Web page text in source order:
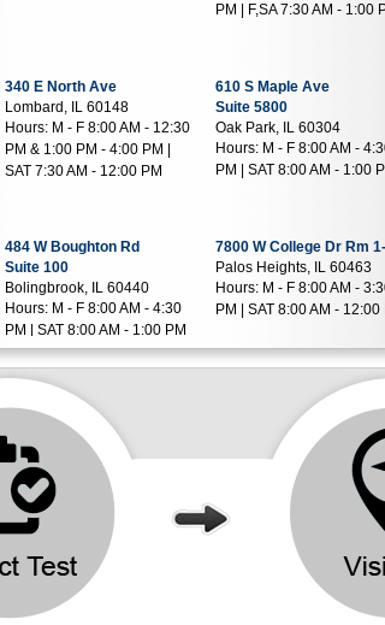
PM | F,SA 7:30 AM - 1:00
340 E North Ave
Lombard, IL 60148
Hours: M - F 8:00 AM - 12:30
PM & 1:00 PM - 4:00 PM |
SAT 7:30 AM - 12:00 PM
610 S Maple Ave
Suite 5800
Oak Park, IL 60304
Hours:M - F 8:00 AM -
PM | SAT 8:00 AM - 1:00
484 W Boughton Rd
Suite 100
Bolingbrook, IL 60440
Hours: M - F 8:00 AM - 4:30
PM | SAT 8:00 AM - 1:00 PM
7800 W College Dr Rm
Palos Heights, IL 60463
Hours:M - F 8:00 AM -
PM | SAT 8:00 AM - 12:00
10837 S Cicero Ave
Suite 310
Oak Lawn, IL 60453
Hours:M - F 7:30 AM - 4:00
PM | SAT 8:00 AM - 12:00 PM
10837 S. Cicero Avenue
Oak Lawn, IL 60454
Hours:
M - THR 7:30AM -
4:00PM | F 7:30AM -
SAT 8:00AM - NOON
location unavailable